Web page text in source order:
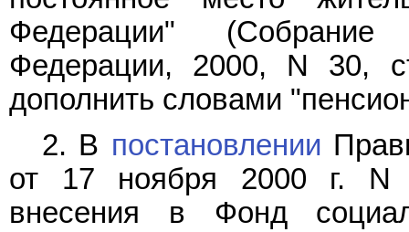
Федерации" (Собрание
Федерации, 2000, N 30,
дополнить словами
2. В постановлении
от 17 ноября 2000 г. N
внесения в Фонд